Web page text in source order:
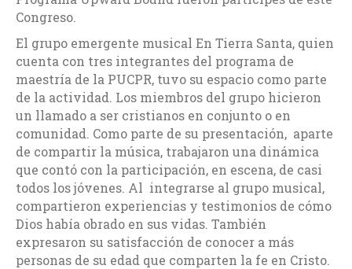
Congreso.
El grupo emergente musical En Tierra Santa, quien
cuenta con tres integrantes del programa de
maestría de la PUCPR, tuvo su espacio como parte
de la actividad. Los miembros del grupo hicieron
un llamado a ser cristianos en conjunto o en
comunidad. Como parte de su presentación, aparte
de compartir la música, trabajaron una dinámica
que contó con la participación, en escena, de casi
todos los jóvenes. Al integrarse al grupo musical,
compartieron experiencias y testimonios de cómo
Dios había obrado en sus vidas. También
expresaron su satisfacción de conocer a más
personas de su edad que comparten la fe en Cristo.